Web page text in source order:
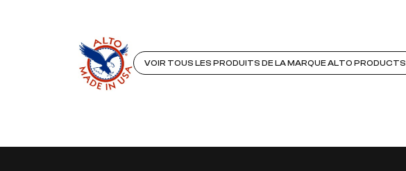
VOIR TOUS LES PRODUITS DE LA MARQUE ALTO PRODUCTS